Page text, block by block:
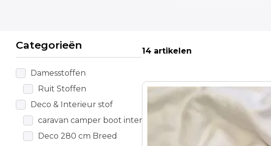
Categorieën
Damesstoffen
Ruit Stoffen
Deco & Interieur stof
caravan camper boot interieur
Deco 280 cm Breed
14 artikelen